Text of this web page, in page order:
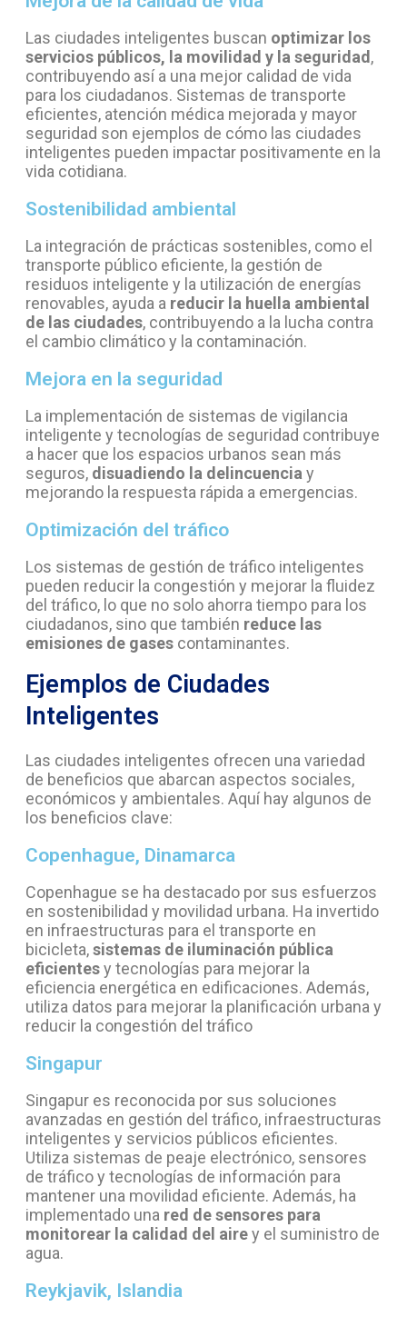
Las ciudades inteligentes buscan optimizar los
servicios públicos, la movilidad y la seguridad ,
contribuyendo así a una mejor calidad de vida
para los ciudadanos. Sistemas de transporte
eficientes, atención médica mejorada y mayor
seguridad son ejemplos de cómo las ciudades
inteligentes pueden impactar positivamente en la
vida cotidiana.
Sostenibilidad ambiental
La integración de prácticas sostenibles, como el
transporte público eficiente, la gestión de
residuos inteligente y la utilización de energías
renovables, ayuda a reducir la huella ambiental
de las ciudades, contribuyendo a la lucha contra
el cambio climático y la contaminación.
Mejora en la seguridad
La implementación de sistemas de vigilancia
inteligente y tecnologías de seguridad contribuye
a hacer que los espacios urbanos sean más
seguros, disuadiendo la delincuencia y
mejorando la respuesta rápida a emergencias.
Optimización del tráfico
Los sistemas de gestión de tráfico inteligentes
pueden reducir la congestión y mejorar la fluidez
del tráfico, lo que no solo ahorra tiempo para los
ciudadanos, sino que también reduce las
emisiones de gases contaminantes.
Ejemplos de Ciudades
Inteligentes
Las ciudades inteligentes ofrecen una variedad
de beneficios que abarcan aspectos sociales,
económicos y ambientales. Aquí hay algunos de
los beneficios clave:
Copenhague, Dinamarca
Copenhague se ha destacado por sus esfuerzos
en sostenibilidad y movilidad urbana. Ha invertido
en infraestructuras para el transporte en
bicicleta,sistemas de iluminación pública
eficientesy tecnologías para mejorar la
eficiencia energética en edificaciones. Además,
utiliza datos para mejorar la planificación urbana y
reducir la congestión del tráfico
Singapur
Singapur es reconocida por sus soluciones
avanzadas en gestión del tráfico, infraestructuras
inteligentes y servicios públicos eficientes.
Utiliza sistemas de peaje electrónico, sensores
de tráfico y tecnologías de información para
mantener una movilidad eficiente. Además, ha
implementado una red de sensores para
monitorear la calidad del airey el suministro de
agua.
Reykjavik, Islandia